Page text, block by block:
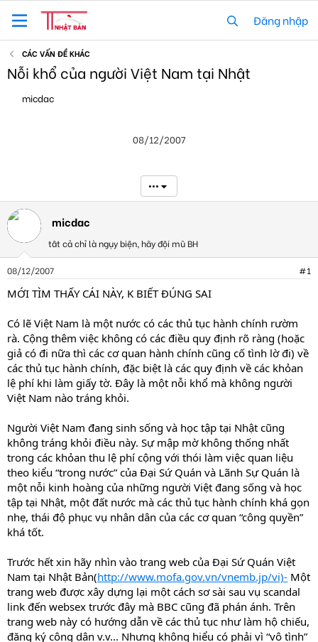
Đăng nhập
CÁC VẤN ĐỀ KHÁC
Nỗi khổ của người Việt Nam tại Nhật
h
r
t
r
micdac
08/12/2007
•••
micdac
tât cả chỉ là ngụy biện, hãy đội mũ BH
08/12/2007 #1
MỚI TÌM THẤY CÁI NÀY, K BIẾT ĐÚNG SAI
Có lẽ Việt Nam là một nước có các thủ tục hành chính rườm
rà. Cộng thêm việc không có các điều quy định rõ ràng (hoặc
giả có đi nữa thì các cơ quan hành chính cũng cố tình lờ đi) về
các thủ tục hành chính, đặc biệt là các quy định về các khỏan
lệ phí khi làm giấy tờ. Đây là một nỗi khổ mà không người
Việt Nam nào tráng khỏi.
Người Việt Nam đang sinh sống và học tập tại Nhật cũng
không tráng khỏi điều này. Sự mập mờ không thống nhất
trong các khỏan thu lệ phí cộng với thói làm việc quan liệu
theo kiểu “trong nước” của Đại Sứ Quán và Lãnh Sự Quán là
một nỗi kinh hoàng của những người Việt đang sống và học
tập tại Nhật, một đất nước mà các thủ tục hành chính khá gọn
nhẹ, thái độ phục vụ nhân dân của các cơ quan “công quyền”
khá tốt.
Trước hết xin hãy nhìn vào trang web của Đại Sứ Quán Việt
Nam tại Nhật Bản(http://www.mofa.gov.vn/vnemb.jp/vi)- Một
trang web được xây dựng lại một cách sơ sài sau vụ scandal
link đến websex trước đây mà BBC cũng đã phán ánh. Trên
trang web này có hướng dẫn về các thủ tục như làm hộ chiếu,
đăng ký công dân v.v... Nhưng không hiểu có phải vì “vô tình”